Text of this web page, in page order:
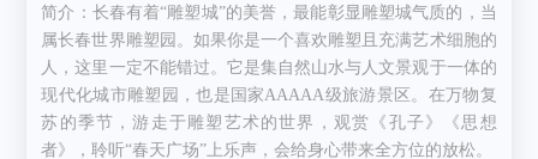
简介：长春有着“雕塑城”的美誉，最能彰显雕塑城气质的，当
属长春世界雕塑园。如果你是一个喜欢雕塑且充满艺术细胞的
人，这里一定不能错过。它是集自然山水与人文景观于一体的
现代化城市雕塑园，也是国家AAAAA级旅游景区。在万物复
苏的季节，游走于雕塑艺术的世界，观赏《孔子》《思想
者》，聆听“春天广场”上乐声，会给身心带来全方位的放松。